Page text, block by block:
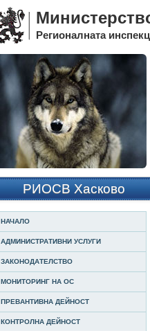
Регионалната
РИОСВ Хасково
НАЧАЛО
АДМИНИСТРАТИВНИ УСЛУГИ
ЗАКОНОДАТЕЛСТВО
МОНИТОРИНГ НА ОС
ПРЕВАНТИВНА ДЕЙНОСТ
КОНТРОЛНА ДЕЙНОСТ